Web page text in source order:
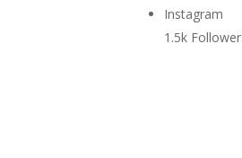
Instagram
1.5k